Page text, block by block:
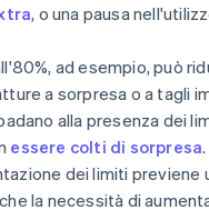
, o una pausa
ad esempio, può
a sorpresa o a tagli
alla presenza dei
essere colti di sorpresa.
dei limiti previene
la necessità di